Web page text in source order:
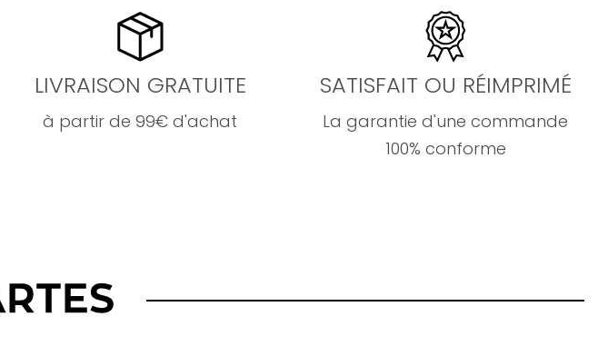
LIVRAISON GRATUITE
à partir de 99€ d'achat
SATISFAIT OU RÉIMPRIMÉ
La garantie d'une commande
100% conforme